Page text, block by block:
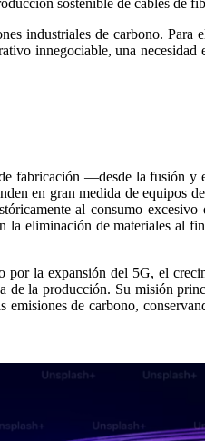
industriales de carbono. Para
innegociable, una necesidad
fabricación —desde la fusión y
en gran medida de equipos
al consumo excesivo
la eliminación de materiales al
por la expansión del 5G, el
de la producción. Su misión
de carbono,